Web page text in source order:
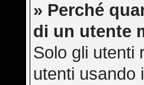
» Perché
di un utente
Solo gli utenti
utenti usando